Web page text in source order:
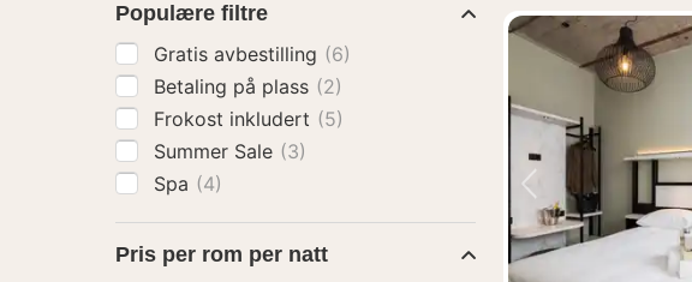
Forrige bilde
Populære filtre
Gratis avbestilling (6)
Betaling på plass (2)
Frokost inkludert (5)
Summer Sale (3)
Spa (4)
Pris per rom per natt